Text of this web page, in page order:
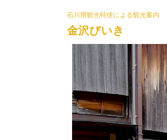
石川県観光特使による観光案内
金沢びいき